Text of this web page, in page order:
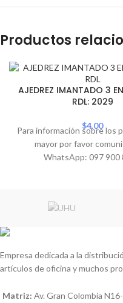
Productos
AJEDREZ IMANTADO 3
RDL: 2029
$4.00
Para información sobre los
mayor por favor
WhatsApp: 097 900
Empresa dedicada a la
artículos de oficina y muchos
Matriz: Av. Gran Colombia